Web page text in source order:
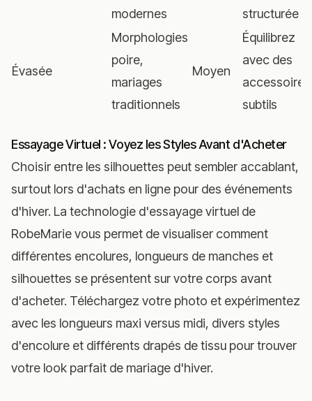
modernes
structurée
Évasée
Morphologies
poire,
mariages
traditionnels
Moyen
Équilibrez
avec des
accessoires
subtils
Essayage Virtuel : Voyez les Styles Avant d'Acheter
Choisir entre les silhouettes peut sembler accablant,
surtout lors d'achats en ligne pour des événements
d'hiver. La technologie d'essayage virtuel de
RobeMarievous permet de visualiser comment
différentes encolures, longueurs de manches et
silhouettes se présentent sur votre corps avant
d'acheter. Téléchargez votre photo et expérimentez
avec les longueurs maxi versus midi, divers styles
d'encolure et différents drapés de tissu pour trouver
votre look parfait de mariage d'hiver.